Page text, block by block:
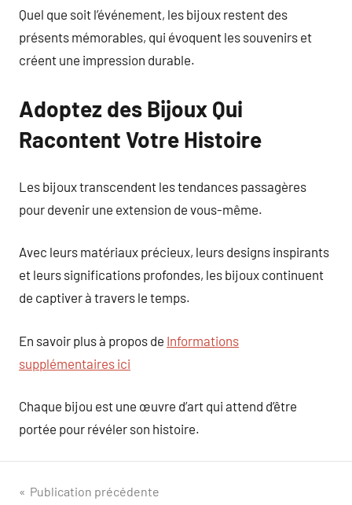
Quel que soit l’événement, les bijoux restent des
présents mémorables, qui évoquent les souvenirs et
créent une impression durable.
Adoptez des Bijoux Qui
Racontent Votre Histoire
Les bijoux transcendent les tendances passagères
pour devenir une extension de vous-même.
Avec leurs matériaux précieux, leurs designs inspirants
et leurs significations profondes, les bijoux continuent
de captiver à travers le temps.
En savoir plus à propos de Informations
supplémentaires ici
Chaque bijou est une œuvre d’art qui attend d’être
portée pour révéler son histoire.
Navigation
Publication précédente